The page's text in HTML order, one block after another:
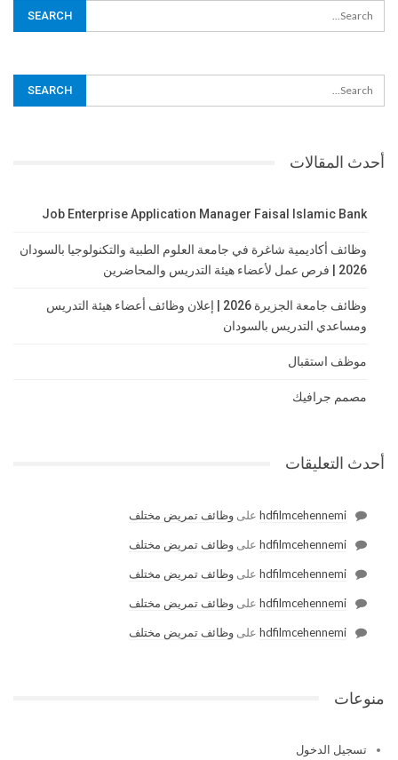
أحدث المقالات
Job Enterprise Application Manager Faisal Islamic Bank
وظائف أكاديمية شاغرة في جامعة العلوم الطبية والتكنولوجيا بالسودان
2026 | فرص عمل لأعضاء هيئة التدريس والمحاضرين
وظائف جامعة الجزيرة 2026 | إعلان وظائف أعضاء هيئة التدريس
ومساعدي التدريس بالسودان
موظف استقبال
مصمم جرافيك
أحدث التعليقات
hdfilmcehennemi على وظائف تمريض مختلف
hdfilmcehennemi على وظائف تمريض مختلف
hdfilmcehennemi على وظائف تمريض مختلف
hdfilmcehennemi على وظائف تمريض مختلف
hdfilmcehennemi على وظائف تمريض مختلف
منوعات
تسجيل الدخول